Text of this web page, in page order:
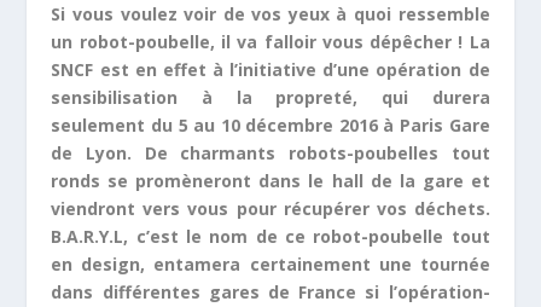
Si vous voulez voir de vos yeux à quoi ressemble
un robot-poubelle, il va falloir vous dépêcher ! La
SNCF est en effet à l’initiative d’une opération de
sensibilisation à la propreté, qui durera
seulement du 5 au 10 décembre 2016 à Paris Gare
de Lyon. De charmants robots-poubelles tout
ronds se promèneront dans le hall de la gare et
viendront vers vous pour récupérer vos déchets.
B.A.R.Y.L, c’est le nom de ce robot-poubelle tout
en design, entamera certainement une tournée
dans différentes gares de France si l’opération-